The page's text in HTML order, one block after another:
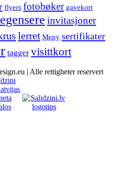
flyers fotobøker gavekort
invitasjoner
lerret Meny sertifikater
tagger visittkort
| Alle rettigheter reservert